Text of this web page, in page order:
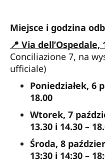
Miejsce i godzina
📍 Via dell’Ospedale,
Conciliazione 7, na
ufficiale)
Poniedziałek, 6
18.00
Wtorek, 7
13.30 i 14.30 –
Środa, 8
13:30 i 14:30 –